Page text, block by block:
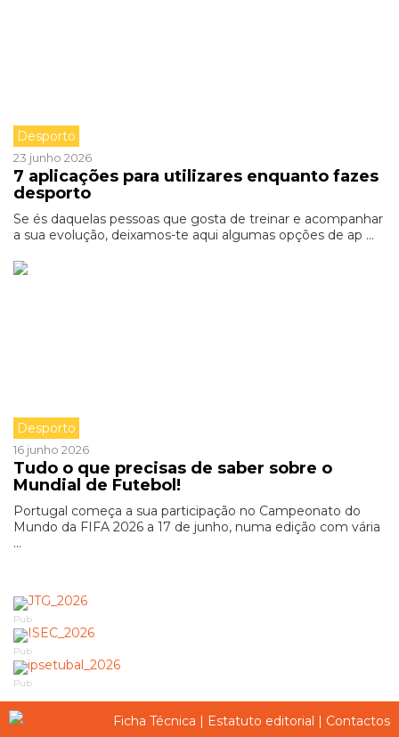
Desporto
23 junho 2026
7 aplicações para utilizares enquanto fazes
desporto
Se és daquelas pessoas que gosta de treinar e acompanhar
a sua evolução, deixamos-te aqui algumas opções de ap ...
Desporto
16 junho 2026
Tudo o que precisas de saber sobre o
Mundial de Futebol!
Portugal começa a sua participação no Campeonato do
Mundo da FIFA 2026 a 17 de junho, numa edição com vária
...
Pub
Pub
Pub
Ficha Técnica | Estatuto editorial | Contactos